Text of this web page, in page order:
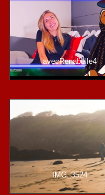
avecRenabelle4
IMG_3524